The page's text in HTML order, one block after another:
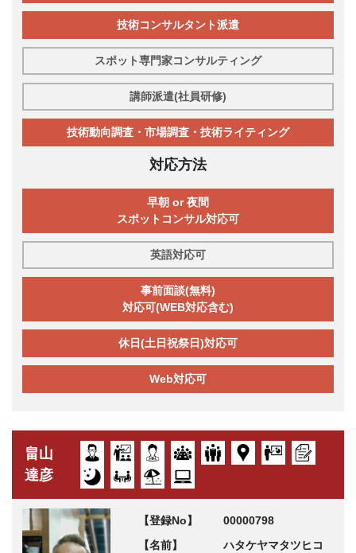
技術コンサルタント派遣
スポット専門家コンサルティング
講師派遣(社員研修)
技術動向調査・市場調査・技術ライティング
対応方法
早朝 or 夜間
スポットコンサル対応可
英語対応可
事前面談(無料)
対応可(WEB対応含む)
休日(土日祝祭日)対応可
Web対応可
畠山
達彦
【登録No】
00000798
【名前】
ハタケヤマタツヒコ